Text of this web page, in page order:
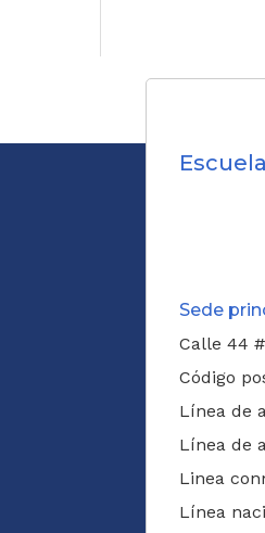
Sede
Calle 44 #
Código
Línea de
Línea de
Linea
Línea